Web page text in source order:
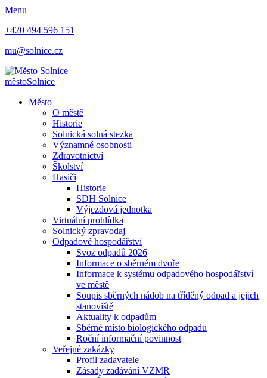
Menu
+420 494 596 151
mu@solnice.cz
městoSolnice
Město
O městě
Historie
Solnická solná stezka
Významné osobnosti
Zdravotnictví
Školství
Hasiči
Historie
SDH Solnice
Výjezdová jednotka
Virtuální prohlídka
Solnický zpravodaj
Odpadové hospodářství
Svoz odpadů 2026
Informace o sběrném dvoře
Informace k systému odpadového hospodářství
ve městě
Soupis sběrných nádob na tříděný odpad a jejich
stanoviště
Aktuality k odpadům
Sběrné místo biologického odpadu
Roční informační povinnost
Veřejné zakázky
Profil zadavatele
Zásady zadávání VZMR